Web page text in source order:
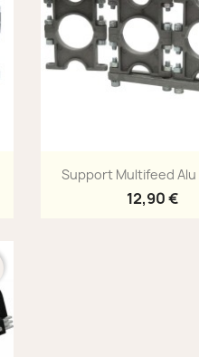
Aperçu
Support Multifeed Alu
12,90 €